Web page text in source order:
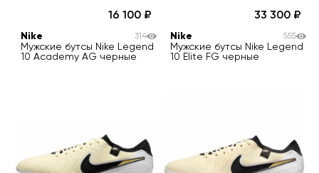
16 100
Nike
Мужские бутсы Nike Legend
10 Academy AG черные
314
33 300
Nike
Мужские бутсы Nike Legend
10 Elite FG черные
555